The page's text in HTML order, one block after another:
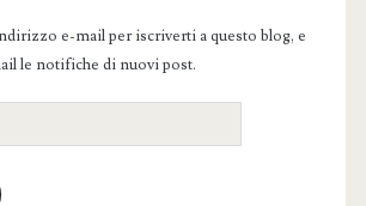
e-mail per iscriverti a questo blog, e
le notifiche di nuovi post.